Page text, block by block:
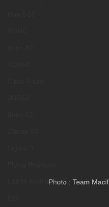
L&#39;HydroptèrePhoto : Team Macif